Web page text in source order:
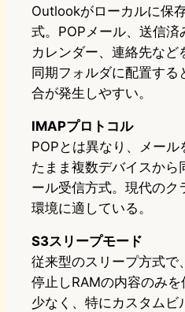
Outlookがローカルに保
式。POPメール、送信済
カレンダー、連絡先など
同期フォルダに配置す
合が発生しやすい。
IMAPプロトコル
POPとは異なり、メー
たまま複数デバイスから
ール受信方式。現代のク
環境に適している。
S3スリープモード
従来型のスリープ方式で
停止しRAMの内容のみ
少なく、特にカスタムビ